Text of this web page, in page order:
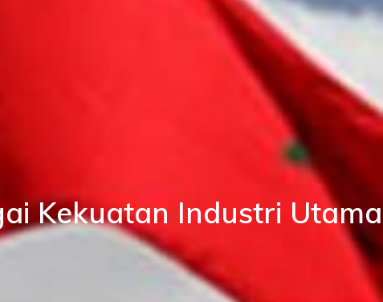
Kekuatan Industri Utama